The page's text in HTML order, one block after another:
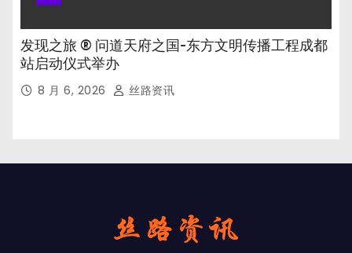
发现之旅 ® 问道天府之国-东方文明传播工程成都
站启动仪式举办
8 月 6, 2026 丝路资讯